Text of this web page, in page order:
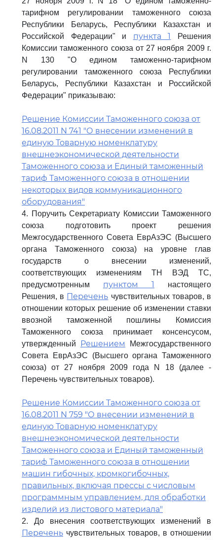
тарифном регулировании таможенного союза
Республики Беларусь, Республики Казахстан и
Российской Федерации" и пункта 1
Решения
Комиссии таможенного союза от 27 ноября 2009 г.
N 130 "О едином таможенно-тарифном
регулировании таможенного союза Республики
Беларусь, Республики Казахстан и Российской
Федерации" приказываю:
Решение Комиссии Таможенного союза от
16.08.2011 N 741 "О внесении изменений в
единую Товарную номенклатуру
внешнеэкономической деятельности
Таможенного союза и Единый таможенный
тариф Таможенного союза в отношении
некоторых видов коммуникационного
оборудования"
4. Поручить Секретариату Комиссии Таможенного
союза подготовить проект решения
Межгосударственного Совета ЕврАзЭС (Высшего
органа Таможенного союза) на уровне глав
государств о внесении изменений,
соответствующих изменениям ТН ВЭД ТС,
предусмотренным пунктом 1
настоящего
Решения, в Перечень чувствительных товаров, в
отношении которых решение об изменении ставки
ввозной таможенной пошлины Комиссия
Таможенного союза принимает консенсусом,
утвержденный
Решением
Межгосударственного
Совета ЕврАзЭС (Высшего органа Таможенного
союза) от 27 ноября 2009 года N 18 (далее -
Перечень чувствительных товаров).
Решение Комиссии Таможенного союза от
16.08.2011 N 759 "О внесении изменений в
единую Товарную номенклатуру
внешнеэкономической деятельности
Таможенного союза и Единый таможенный
тариф Таможенного союза в отношении
машин гибочных, кромкогибочных,
правильных, включая прессы с числовым
программным управлением, для обработки
изделий из листового материала"
2. До внесения соответствующих изменений в
Перечень чувствительных товаров, в отношении